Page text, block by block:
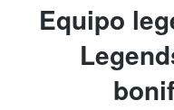
Equipo